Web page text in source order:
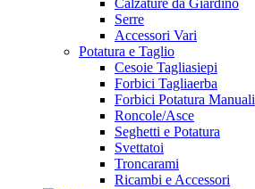
Calzature da Giardino
Serre
Accessori Vari
Potatura e Taglio
Cesoie Tagliasiepi
Forbici Tagliaerba
Forbici Potatura Manuali
Roncole/Asce
Seghetti e Potatura
Svettatoi
Troncarami
Ricambi e Accessori